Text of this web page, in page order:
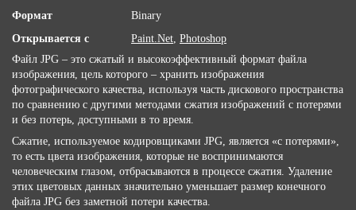
Формат
Binary
Открывается с
Paint.Net, Photoshop
Файл JPG – это сжатый и высокоэффективный формат файла
изображения, цель которого – хранить изображения
фотографического качества, используя часть дискового пространства
по сравнению с другими методами сжатия изображений с потерями
и без потерь, доступными в то время.
Сжатие, используемое кодировщиками JPG, является «с потерями»,
то есть цвета изображения, которые не воспринимаются
человеческим глазом, отбрасываются в процессе сжатия. Удаление
этих цветовых данных значительно уменьшает размер конечного
файла JPG без заметной потери качества.